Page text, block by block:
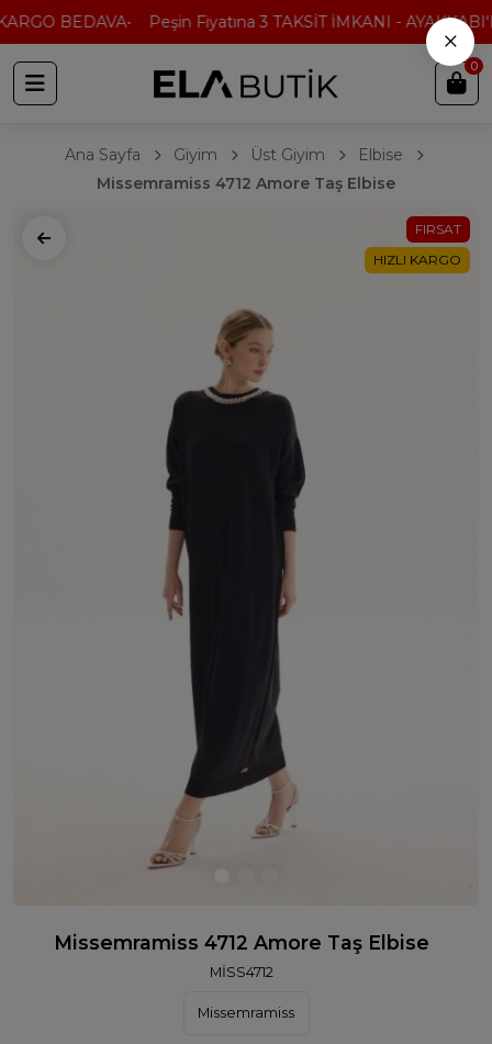
BEDAVA Peşin Fiyatına 3 TAKSİT İMKANI -
0
Ana Sayfa Giyim Üst Giyim
Elbise
Missemramiss 4712 Amore Taş Elbise
FIRSAT
HIZLI KARGO
Missemramiss 4712 Amore Taş Elbise
MİSS4712
Missemramiss
×